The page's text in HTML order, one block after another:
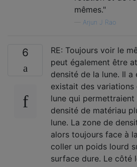
mêmes."
Arjun J Rao
6
RE: Toujours voir le
peut également être
densité de la lune. Il
existait des
lune qui
densité de matériau
lune. La zone de
alors toujours face à
coller un poids lourd
surface dure. Le côté